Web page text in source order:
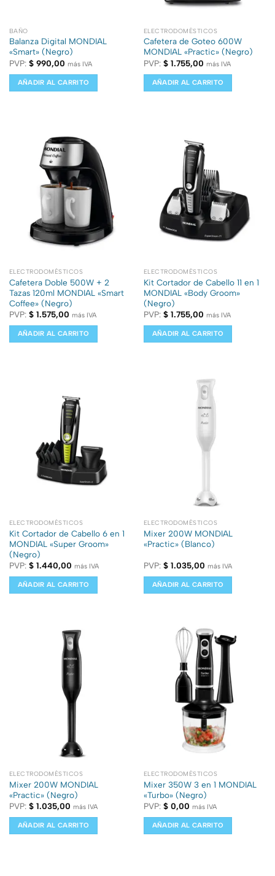
BAÑO
Balanza Digital MONDIAL
«Smart» (Negro)
PVP: $990,00 más IVA
AÑADIR AL CARRITO
ELECTRODOMÉSTICOS
Cafetera de Goteo 600W
MONDIAL «Practic» (Negro)
PVP: $1.755,00 más IVA
AÑADIR AL CARRITO
ELECTRODOMÉSTICOS
Cafetera Doble 500W + 2
Tazas 120ml MONDIAL «Smart
Coffee» (Negro)
PVP: $1.575,00 más IVA
AÑADIR AL CARRITO
ELECTRODOMÉSTICOS
Kit Cortador de Cabello 11 en 1
MONDIAL «Body Groom»
(Negro)
PVP: $1.755,00 más IVA
AÑADIR AL CARRITO
ELECTRODOMÉSTICOS
Kit Cortador de Cabello 6 en 1
MONDIAL «Super Groom»
(Negro)
PVP: $1.440,00 más IVA
AÑADIR AL CARRITO
ELECTRODOMÉSTICOS
Mixer 200W MONDIAL
«Practic» (Blanco)
PVP: $1.035,00 más IVA
AÑADIR AL CARRITO
ELECTRODOMÉSTICOS
Mixer 200W MONDIAL
«Practic» (Negro)
PVP: $1.035,00 más IVA
AÑADIR AL CARRITO
ELECTRODOMÉSTICOS
Mixer 350W 3 en 1 MONDIAL
«Turbo» (Negro)
PVP: $0,00 más IVA
AÑADIR AL CARRITO